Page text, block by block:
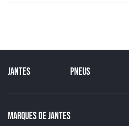
JANTES PNEUS
MARQUES DE JANTES